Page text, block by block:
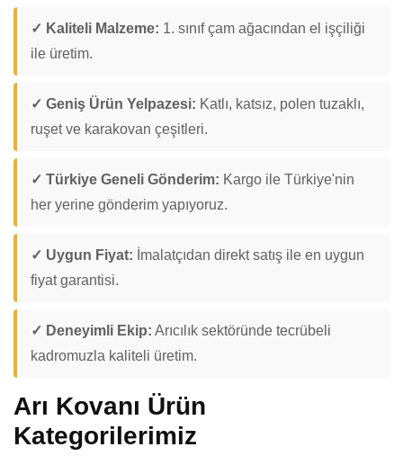
✓ Kaliteli Malzeme: 1. sınıf çam ağacından el işçiliği
ile üretim.
✓ Geniş Ürün Yelpazesi: Katlı, katsız, polen tuzaklı,
ruşet ve karakovan çeşitleri.
✓ Türkiye Geneli Gönderim: Kargo ile Türkiye'nin
her yerine gönderim yapıyoruz.
✓ Uygun Fiyat: İmalatçıdan direkt satış ile en uygun
fiyat garantisi.
✓ Deneyimli Ekip: Arıcılık sektöründe tecrübeli
kadromuzla kaliteli üretim.
Arı Kovanı Ürün
Kategorilerimiz